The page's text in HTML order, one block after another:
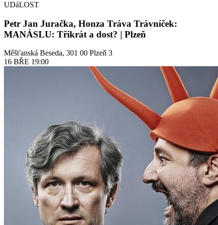
UDáLOST
Petr Jan Juračka, Honza Tráva Trávníček:
MANÁSLU: Třikrát a dost? | Plzeň
Měšťanská Beseda, 301 00 Plzeň 3
16 BŘE 19:00